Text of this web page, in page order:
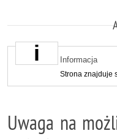
Informacja
Strona znajduje
Uwaga na